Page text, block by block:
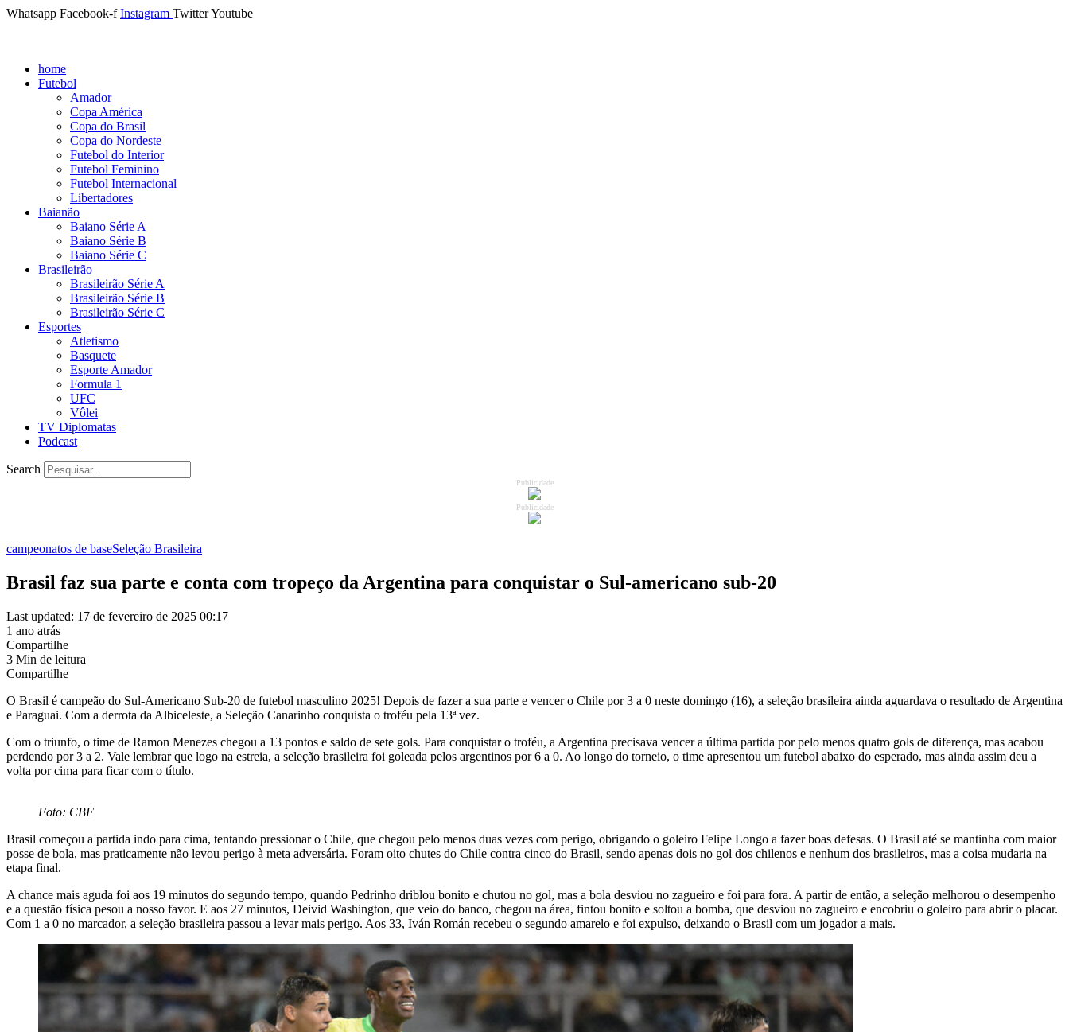
Whatsapp Facebook-f Instagram TwitterYoutube
home
Futebol
Amador
Copa América
Copa do Brasil
Copa do Nordeste
Futebol do Interior
Futebol Feminino
Futebol Internacional
Libertadores
Baianão
Baiano Série A
Baiano Série B
Baiano Série C
Brasileirão
Brasileirão Série A
Brasileirão Série B
Brasileirão Série C
Esportes
Atletismo
Basquete
Esporte Amador
Formula 1
UFC
Vôlei
TV Diplomatas
Podcast
Search
Publicidade
Publicidade
campeonatos de baseSeleção Brasileira
Brasil faz sua parte e conta com tropeço da Argentina para conquistar o Sul-americano sub-20
Last updated: 17 de fevereiro de 2025 00:17
1 ano atrás
Compartilhe
3 Min de leitura
Compartilhe
O Brasil é campeão do Sul-Americano Sub-20 de futebol masculino 2025! Depois de fazer a sua parte e vencer o Chile por 3 a 0 neste domingo (16), a seleção brasileira ainda aguardava o resultado de Argentina
e Paraguai. Com a derrota da Albiceleste, a Seleção Canarinho conquista o troféu pela 13ª vez.
Com o triunfo, o time de Ramon Menezes chegou a 13 pontos e saldo de sete gols. Para conquistar o troféu, a Argentina precisava vencer a última partida por pelo menos quatro gols de diferença, mas acabou
perdendo por 3 a 2. Vale lembrar que logo na estreia, a seleção brasileira foi goleada pelos argentinos por 6 a 0. Ao longo do torneio, o time apresentou um futebol abaixo do esperado, mas ainda assim deu a
volta por cima para ficar com o título.
Foto: CBF
Brasil começou a partida indo para cima, tentando pressionar o Chile, que chegou pelo menos duas vezes com perigo, obrigando o goleiro Felipe Longo a fazer boas defesas. O Brasil até se mantinha com maior
posse de bola, mas praticamente não levou perigo à meta adversária. Foram oito chutes do Chile contra cinco do Brasil, sendo apenas dois no gol dos chilenos e nenhum dos brasileiros, mas a coisa mudaria na
etapa final.
A chance mais aguda foi aos 19 minutos do segundo tempo, quando Pedrinho driblou bonito e chutou no gol, mas a bola desviou no zagueiro e foi para fora. A partir de então, a seleção melhorou o desempenho
e a questão física pesou a nosso favor. E aos 27 minutos, Deivid Washington, que veio do banco, chegou na área, fintou bonito e soltou a bomba, que desviou no zagueiro e encobriu o goleiro para abrir o placar.
Com 1 a 0 no marcador, a seleção brasileira passou a levar mais perigo. Aos 33, Iván Román recebeu o segundo amarelo e foi expulso, deixando o Brasil com um jogador a mais.